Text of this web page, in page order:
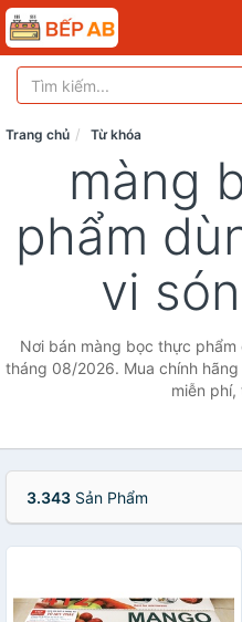
Trang chủ Từ khóa
màng
phẩm
vi
Nơi bán màng bọc thực
tháng 08/2026. Mua chính
miễn phí,
3.343 Sản Phẩm